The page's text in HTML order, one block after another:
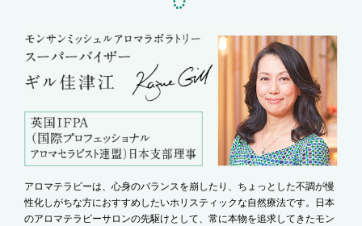
アロマテラピーは、心身のバランスを崩したり、ちょっとした不調が慢
性化しがちな方におすすめしたいホリスティックな自然療法です。日本
のアロマテラピーサロンの先駆けとして、常に本物を追求してきたモン